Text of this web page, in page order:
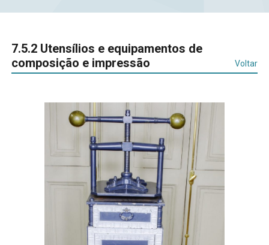
7.5.2 Utensílios e equipamentos de
composição e impressão
Voltar